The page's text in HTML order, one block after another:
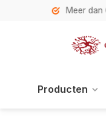
Meer dan
Producten